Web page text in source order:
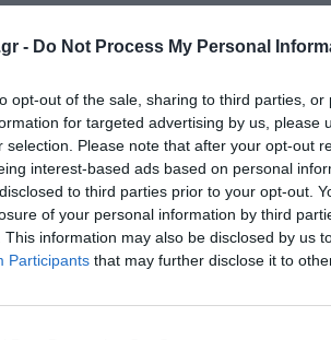
- Do Not Process My Personal
opt-out of the sale, sharing to third parties,
for targeted advertising by us, please
selection. Please note that after your opt-out
interest-based ads based on personal
to third parties prior to your opt-out.
of your personal information by third
This information may also be disclosed by us
Participants that may further disclose it to
που ισχύουν μέχρι σήμερα
League 2 και η Volley League
εισέρχονται στη χώρα
Επιπρόσθετα και αρνητικό
το ΗΒ θα υπόκεινται και σε rapid
στη χώρα, ενώ θα κάνουν τεστ